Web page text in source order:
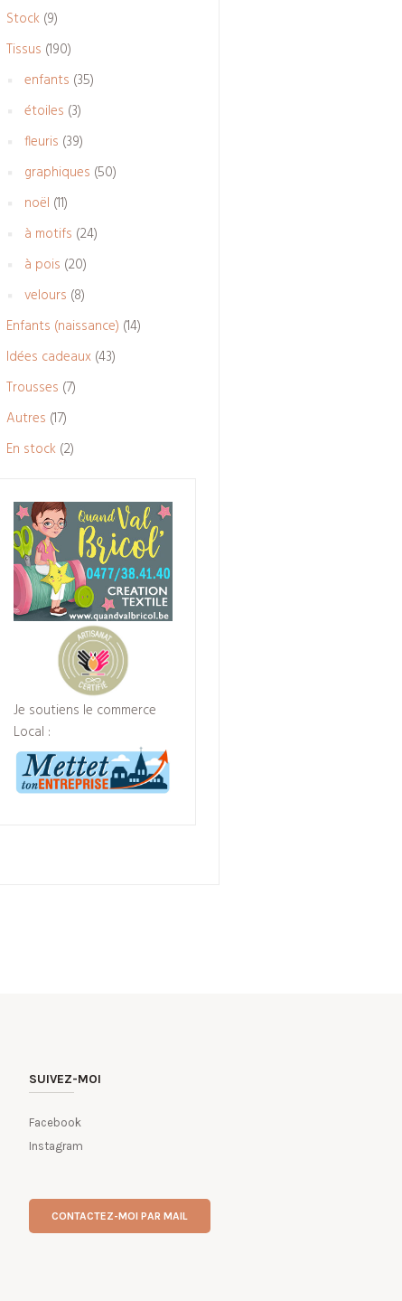
Stock 99
produits
Tissus 190190
produits
enfants 3535
étoiles 33
produits
fleuris 3939
produits
graphiques 5050
noël 1111
produits
à motifs 2424
à pois 2020
produits
velours 88
produits
Enfants (naissance) 1414
Idées cadeaux 4343
Trousses 77
Autres 1717
produits
En stock 22
Je soutiens le commerce
Local :
SUIVEZ-MOI
Facebook
Instagram
CONTACTEZ-MOI PAR MAIL